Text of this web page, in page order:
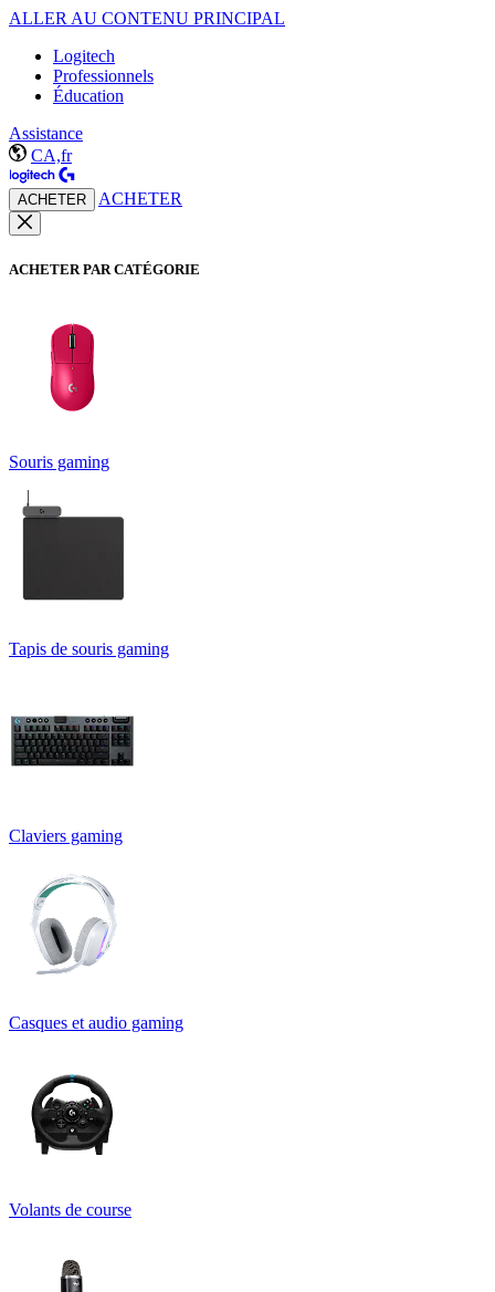
ALLER AU CONTENU PRINCIPAL
Logitech
Professionnels
Éducation
Assistance
CA,fr
ACHETER ACHETER
ACHETER PAR CATÉGORIE
Souris gaming
Tapis de souris gaming
Claviers gaming
Casques et audio gaming
Volants de course